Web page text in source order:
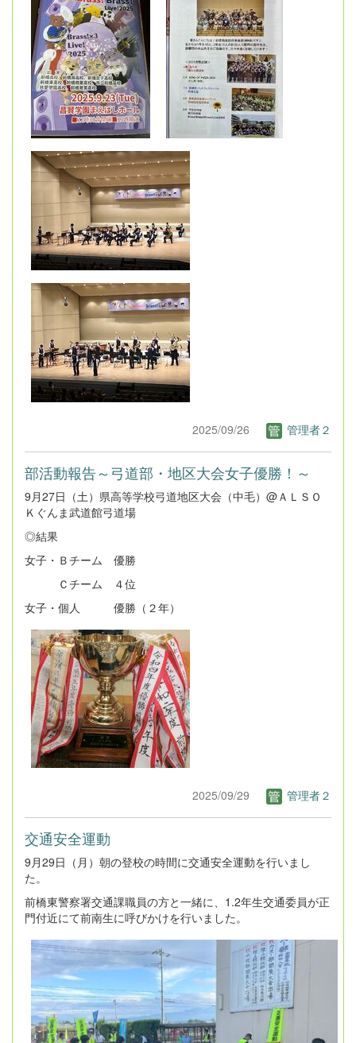
2025/09/26 管理者２
部活動報告～弓道部・地区大会女子優勝！～
9月27日（土）県高等学校弓道地区大会（中毛）@ＡＬＳＯ
Ｋぐんま武道館弓道場
◎結果
女子・Ｂチーム 優勝
Ｃチーム ４位
女子・個人 優勝（２年）
2025/09/29 管理者２
交通安全運動
9月29日（月）朝の登校の時間に交通安全運動を行いまし
た。
前橋東警察署交通課職員の方と一緒に、1.2年生交通委員が正
門付近にて前南生に呼びかけを行いました。